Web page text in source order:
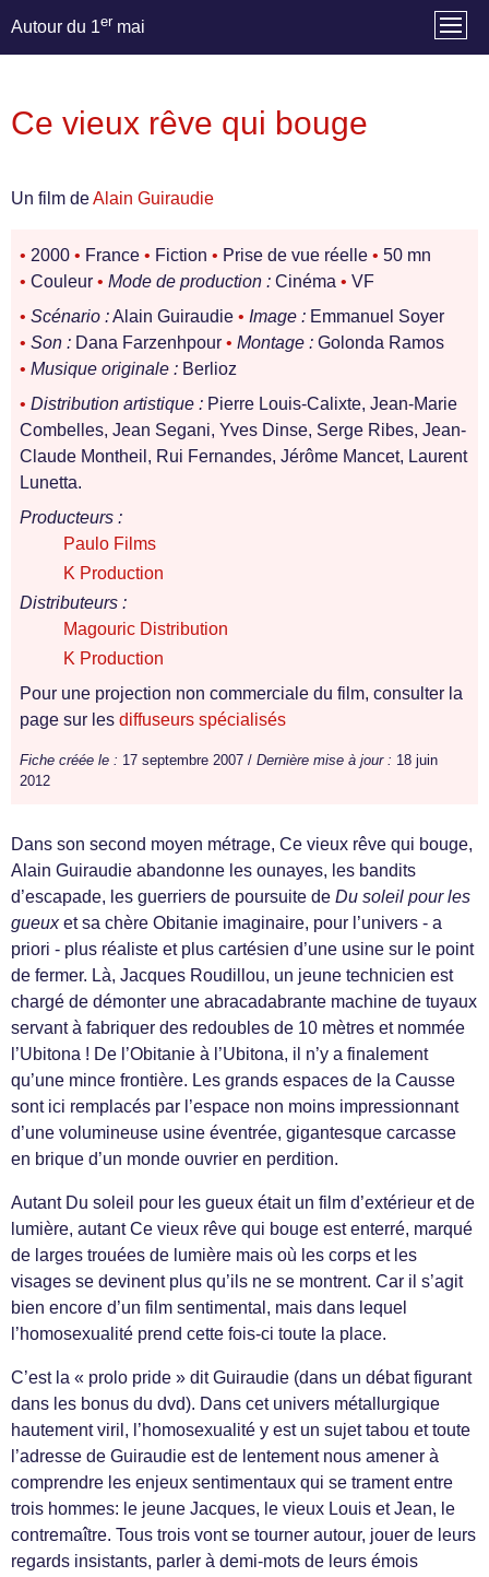
Autour du 1er mai
Ce vieux rêve qui bouge
Un film deAlain Guiraudie
• 2000 • France • Fiction • Prise de vue réelle • 50 mn
• Couleur • Mode de production : Cinéma • VF
• Scénario :Alain Guiraudie • Image : Emmanuel Soyer
• Son : Dana Farzenhpour • Montage : Golonda Ramos
• Musique originale : Berlioz
• Distribution artistique : Pierre Louis-Calixte, Jean-Marie
Combelles, Jean Segani, Yves Dinse, Serge Ribes, Jean-
Claude Montheil, Rui Fernandes, Jérôme Mancet, Laurent
Lunetta.
Producteurs :
Paulo Films
K Production
Distributeurs :
Magouric Distribution
K Production
Pour une projection non commerciale du film, consulter la
page sur les diffuseurs spécialisés
Fiche créée le : 17 septembre 2007 / Dernière mise à jour : 18 juin
2012
Dans son second moyen métrage, Ce vieux rêve qui bouge,
Alain Guiraudie abandonne les ounayes, les bandits
d’escapade, les guerriers de poursuite de Du soleil pour les
gueuxet sa chère Obitanie imaginaire, pour l’univers - a
priori - plus réaliste et plus cartésien d’une usine sur le point
de fermer. Là, Jacques Roudillou, un jeune technicien est
chargé de démonter une abracadabrante machine de tuyaux
servant à fabriquer des redoubles de 10 mètres et nommée
l’Ubitona ! De l’Obitanie à l’Ubitona, il n’y a finalement
qu’une mince frontière. Les grands espaces de la Causse
sont ici remplacés par l’espace non moins impressionnant
d’une volumineuse usine éventrée, gigantesque carcasse
en brique d’un monde ouvrier en perdition.
Autant Du soleil pour les gueux était un film d’extérieur et de
lumière, autant Ce vieux rêve qui bouge est enterré, marqué
de larges trouées de lumière mais où les corps et les
visages se devinent plus qu’ils ne se montrent. Car il s’agit
bien encore d’un film sentimental, mais dans lequel
l’homosexualité prend cette fois-ci toute la place.
C’est la « prolo pride » dit Guiraudie (dans un débat figurant
dans les bonus du dvd). Dans cet univers métallurgique
hautement viril, l’homosexualité y est un sujet tabou et toute
l’adresse de Guiraudie est de lentement nous amener à
comprendre les enjeux sentimentaux qui se trament entre
trois hommes: le jeune Jacques, le vieux Louis et Jean, le
contremaître. Tous trois vont se tourner autour, jouer de leurs
regards insistants, parler à demi-mots de leurs émois